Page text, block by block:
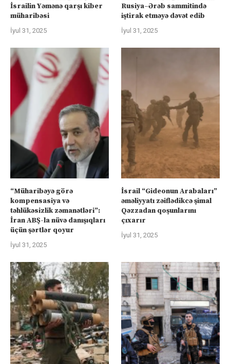
İsrailin Yəmənə qarşı kiber
müharibəsi
İyul 31, 2025
Rusiya–Ərəb sammitində
iştirak etməyə dəvət edib
İyul 31, 2025
“Müharibəyə görə
kompensasiya və
təhlükəsizlik zəmanətləri”:
İran ABŞ-la nüvə danışıqları
üçün şərtlər qoyur
İyul 31, 2025
İsrail “Gideonun Arabaları”
əməliyyatı zəiflədikcə şimal
Qəzzadan qoşunlarını
çıxarır
İyul 31, 2025